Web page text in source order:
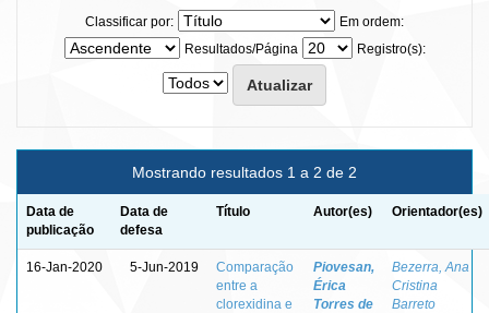
Classificar por:
Em ordem:
Resultados/Página
Registro(s):
Mostrando resultados 1 a 2 de 2
Data de
publicação
Data de
defesa
Título Autor(es) Orientador(es)
16-Jan-2020 5-Jun-2019
Comparação
entre a
clorexidina e
Piovesan,
Érica
Torres de
Bezerra, Ana
Cristina
Barreto